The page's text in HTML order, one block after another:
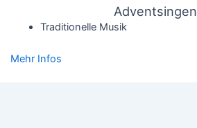
Adventsingen
Traditionelle Musik
Mehr Infos